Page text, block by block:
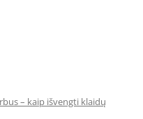
– kaip išvengti klaidų